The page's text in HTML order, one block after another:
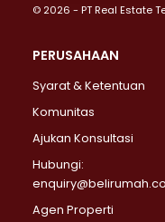
Properti Dijual di
Properti Dijual di Lebak
Properti Dijual di
Properti Dijual di
Properti Dijual di
Properti Dijual di
Properti Dijual di
© 2026 - PT Real Estate
PERUSAHAAN
Syarat & Ketentuan
Komunitas
Ajukan Konsultasi
Hubungi:
enquiry@belirumah.co
Agen Properti